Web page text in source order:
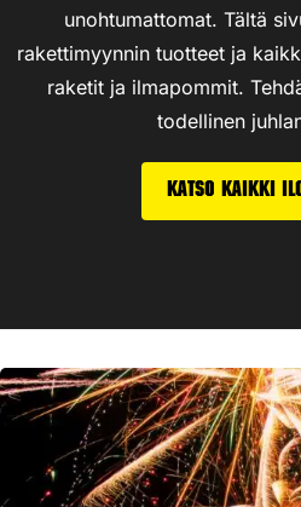
unohtumattomat. Tältä
rakettimyynnin tuotteet ja
raketit ja ilmapommit.
todellinen
Katso kaikki